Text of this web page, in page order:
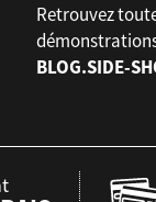
Retrouvez
BLOG.SIDE-